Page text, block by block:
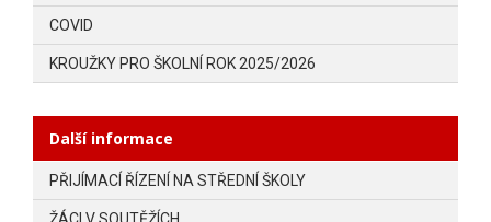
COVID
KROUŽKY PRO ŠKOLNÍ ROK 2025/2026
Další informace
PŘIJÍMACÍ ŘÍZENÍ NA STŘEDNÍ ŠKOLY